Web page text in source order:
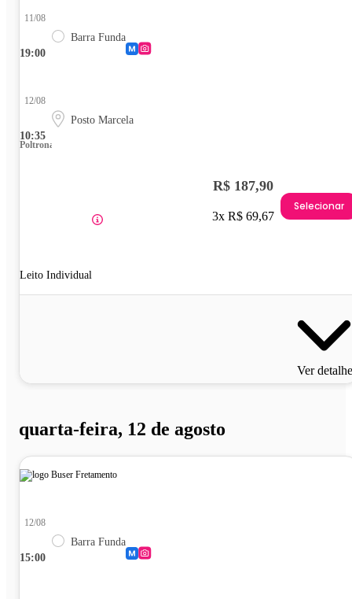
19:00
11/08
Barra Funda
10:35
12/08
Posto Marcela
Poltrona
Leito Individual
R$ 187,90
3x R$ 69,67
Selecionar
Ver
quarta-feira, 12 de agosto
15:00
12/08
Barra Funda